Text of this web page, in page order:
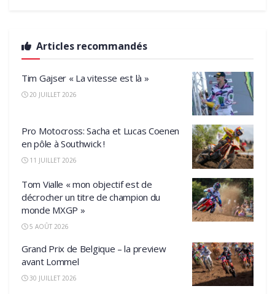
Articles recommandés
Tim Gajser « La vitesse est là »
20 JUILLET 2026
Pro Motocross: Sacha et Lucas Coenen
en pôle à Southwick !
11 JUILLET 2026
Tom Vialle « mon objectif est de
décrocher un titre de champion du
monde MXGP »
5 AOÛT 2026
Grand Prix de Belgique – la preview
avant Lommel
30 JUILLET 2026